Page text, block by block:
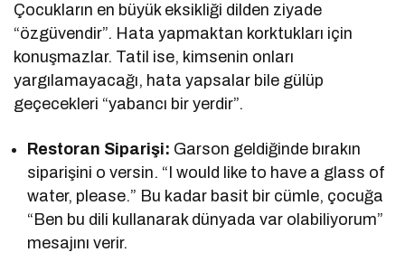
Çocukların en büyük eksikliği dilden ziyade
“özgüvendir”. Hata yapmaktan korktukları için
konuşmazlar. Tatil ise, kimsenin onları
yargılamayacağı, hata yapsalar bile gülüp
geçecekleri “yabancı bir yerdir”.
Restoran Siparişi: Garson geldiğinde bırakın
siparişini o versin. “I would like to have a glass of
water, please.” Bu kadar basit bir cümle, çocuğa
“Ben bu dili kullanarak dünyada var olabiliyorum”
mesajını verir.